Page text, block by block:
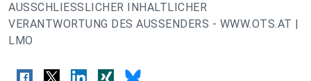
AUSSCHLIESSLICHER INHALTLICHER
VERANTWORTUNG DES AUSSENDERS - WWW.OTS.AT |
LMO